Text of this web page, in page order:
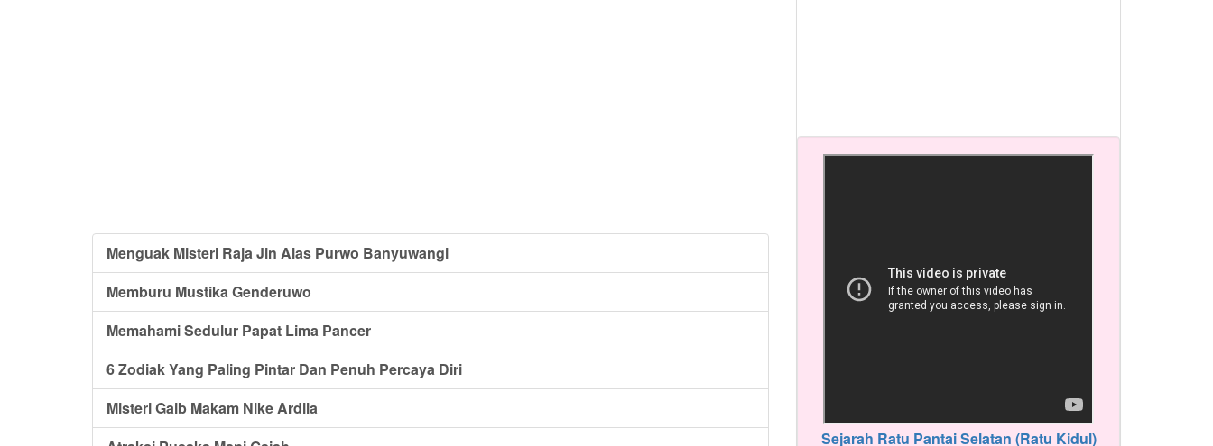
Menguak Misteri Raja Jin Alas Purwo Banyuwangi
Memburu Mustika Genderuwo
Memahami Sedulur Papat Lima Pancer
6 Zodiak Yang Paling Pintar Dan Penuh Percaya Diri
Misteri Gaib Makam Nike Ardila
Sejarah Ratu Pantai Selatan (Ratu Kidul)